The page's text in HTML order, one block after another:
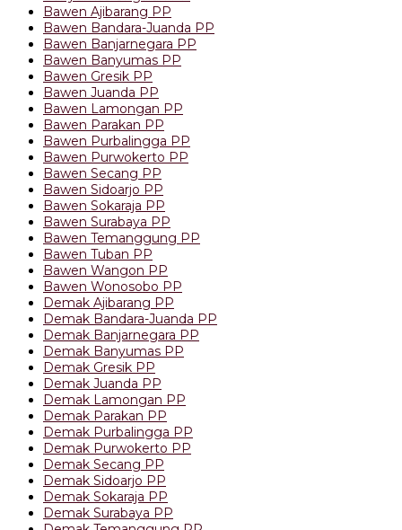
Bawen Ajibarang PP
Bawen Bandara-Juanda PP
Bawen Banjarnegara PP
Bawen Banyumas PP
Bawen Gresik PP
Bawen Juanda PP
Bawen Lamongan PP
Bawen Parakan PP
Bawen Purbalingga PP
Bawen Purwokerto PP
Bawen Secang PP
Bawen Sidoarjo PP
Bawen Sokaraja PP
Bawen Surabaya PP
Bawen Temanggung PP
Bawen Tuban PP
Bawen Wangon PP
Bawen Wonosobo PP
Demak Ajibarang PP
Demak Bandara-Juanda PP
Demak Banjarnegara PP
Demak Banyumas PP
Demak Gresik PP
Demak Juanda PP
Demak Lamongan PP
Demak Parakan PP
Demak Purbalingga PP
Demak Purwokerto PP
Demak Secang PP
Demak Sidoarjo PP
Demak Sokaraja PP
Demak Surabaya PP